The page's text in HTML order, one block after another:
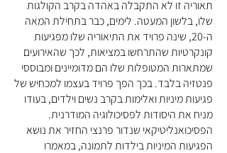
תאוריה זו לא התקבלה באהדה בקרב הקולגות
שלו, בלשון המעטה. לימים, כבר בתחילת המאה
ה-20, שינה פרויד את התיאוריה שלו מפגיעות
קונקרטיות שהתרחשו במציאות, לכך שהאירועים
שמתארות המטופלות שלו הם מדומיינים ומבוססי
פנטזיה בלבד. בכך הפך פרויד בעצמו למכחיש של
פגיעות מיניות ואלימות בקרב נשים וילדים, בעודו
מניח את היסודות לפסיכולוגיה המודרנית.
הפסיכואנליטיקאי שנדור פרנצי החזיר את נושא
הפגיעות המיניות בילדות לתמונה, במאמרו